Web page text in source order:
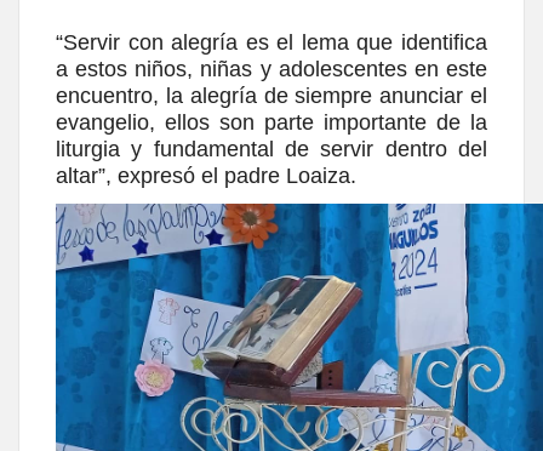
“Servir con alegría es el lema que identifica
a estos niños, niñas y adolescentes en este
encuentro, la alegría de siempre anunciar el
evangelio, ellos son parte importante de la
liturgia y fundamental de servir dentro del
altar”, expresó el padre Loaiza.